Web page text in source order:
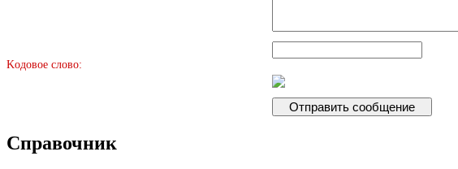
Kодовое слово:
Справочник